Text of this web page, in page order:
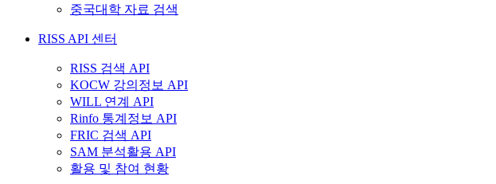
중국대학 자료 검색
RISS API 센터
RISS 검색 API
KOCW 강의정보 API
WILL 연계 API
Rinfo 통계정보 API
FRIC 검색 API
SAM 분석활용 API
활용 및 참여 현황